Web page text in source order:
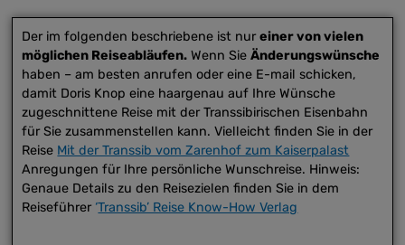
Der im folgenden beschriebene ist nureiner von vielen
möglichen Reiseabläufen. Wenn SieÄnderungswünsche
haben – am besten anrufen oder eine E-mail schicken,
damit Doris Knop eine haargenau auf Ihre Wünsche
zugeschnittene Reise mit der Transsibirischen Eisenbahn
für Sie zusammenstellen kann. Vielleicht finden Sie in der
Reise Mit der Transsib vom Zarenhof zum Kaiserpalast
Anregungen für Ihre persönliche Wunschreise. Hinweis:
Genaue Details zu den Reisezielen finden Sie in dem
Reiseführer ‘Transsib’ Reise Know-How Verlag